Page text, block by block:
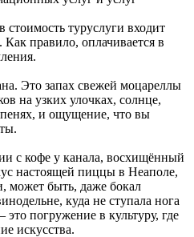
стоимость туруслуги входит
правило, оплачивается в
Это запах свежей моцареллы
на узких улочках, солнце,
и ощущение, что вы
с кофе у канала, восхищённый
настоящей пиццы в Неаполе,
может быть, даже бокал
куда не ступала нога
погружение в культуру, где
искусства.